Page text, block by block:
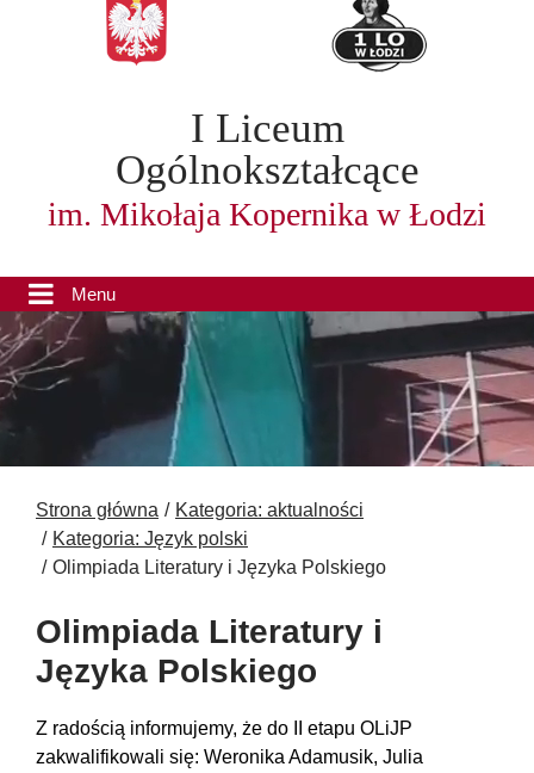
I Liceum
Ogólnokształcące
im. Mikołaja Kopernika w Łodzi
Menu
Strona główna
Kategoria: aktualności
Kategoria: Język polski
Olimpiada Literatury i Języka Polskiego
Olimpiada Literatury i
Języka Polskiego
Z radością informujemy, że do II etapu OLiJP
zakwalifikowali się: Weronika Adamusik, Julia